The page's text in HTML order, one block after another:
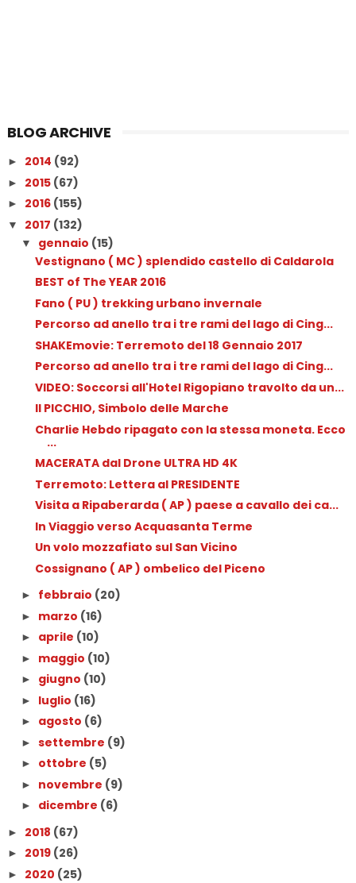
BLOG ARCHIVE
► 2014 (92)
► 2015 (67)
► 2016 (155)
▼ 2017 (132)
▼ gennaio (15)
Vestignano ( MC ) splendido castello di Caldarola
BEST of The YEAR 2016
Fano ( PU ) trekking urbano invernale
Percorso ad anello tra i tre rami del lago di Cing...
SHAKEmovie: Terremoto del 18 Gennaio 2017
Percorso ad anello tra i tre rami del lago di Cing...
VIDEO: Soccorsi all'Hotel Rigopiano travolto da un...
Il PICCHIO, Simbolo delle Marche
Charlie Hebdo ripagato con la stessa moneta. Ecco
...
MACERATA dal Drone ULTRA HD 4K
Terremoto: Lettera al PRESIDENTE
Visita a Ripaberarda ( AP ) paese a cavallo dei ca...
In Viaggio verso Acquasanta Terme
Un volo mozzafiato sul San Vicino
Cossignano ( AP ) ombelico del Piceno
► febbraio (20)
► marzo (16)
► aprile (10)
► maggio (10)
► giugno (10)
► luglio (16)
► agosto (6)
► settembre (9)
► ottobre (5)
► novembre (9)
► dicembre (6)
► 2018 (67)
► 2019 (26)
► 2020 (25)